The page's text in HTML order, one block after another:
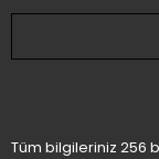
Tüm bilgileriniz 256